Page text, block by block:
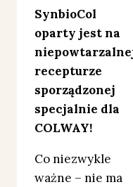
SynbioCol
oparty jest na
recepturze
sporządzonej
specjalnie dla
COLWAY!
Co niezwykle
ważne – nie ma